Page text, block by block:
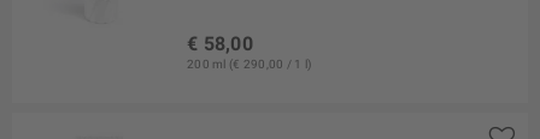
€ 58,00
200 ml (€ 290,00 / 1 l)